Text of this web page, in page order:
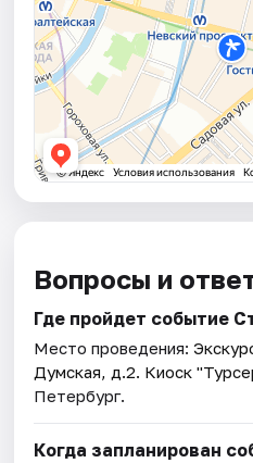
Вопросы и
Где пройдет событие
Место проведения:
Думская, д.2. Киоск
Петербург.
Когда запланирован